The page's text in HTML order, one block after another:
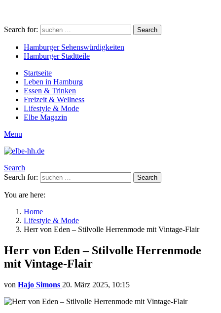
Search for: Search
Hamburger Sehenswürdigkeiten
Hamburger Stadtteile
Startseite
Leben in Hamburg
Essen & Trinken
Freizeit & Wellness
Lifestyle & Mode
Elbe Magazin
Menu
Search
Search for:
Search
You are here:
Home
Lifestyle & Mode
Herr von Eden – Stilvolle Herrenmode mit Vintage-Flair
Herr von Eden – Stilvolle Herrenmode
mit Vintage-Flair
von Hajo Simons 20. März 2025, 10:15